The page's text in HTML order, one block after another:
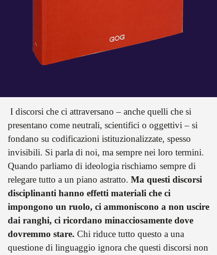
I discorsi che ci attraversano – anche quelli che si
presentano come neutrali, scientifici o oggettivi – si
fondano su codificazioni istituzionalizzate, spesso
invisibili. Si parla di noi, ma sempre nei loro termini.
Quando parliamo di ideologia rischiamo sempre di
relegare tutto a un piano astratto. Ma questi discorsi
disciplinanti hanno effetti materiali che ci
impongono un ruolo, ci ammoniscono a non uscire
dai ranghi, ci ricordano minacciosamente dove
dovremmo stare. Chi riduce tutto questo a una
questione di linguaggio ignora che questi discorsi non